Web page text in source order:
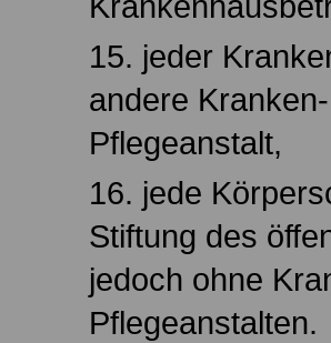
15. jeder
andere
Pflegeanstalt,
16. jede
Stiftung des
jedoch ohne
Pflegeanstalten.